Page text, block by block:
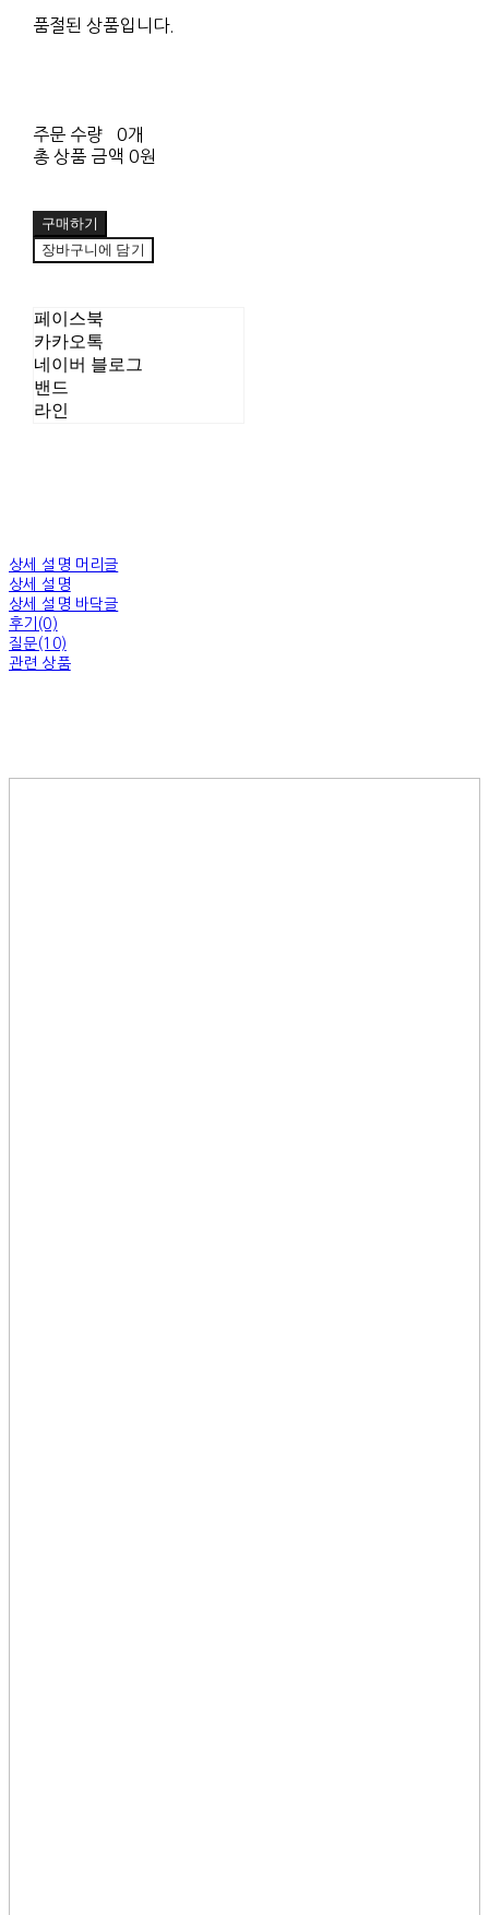
품절된 상품입니다.
주문 수량
0개
총 상품 금액 0원
구매하기
장바구니에 담기
페이스북
카카오톡
네이버 블로그
밴드
라인
상세 설명 머리글
상세 설명
상세 설명 바닥글
후기(0)
질문(10)
관련 상품